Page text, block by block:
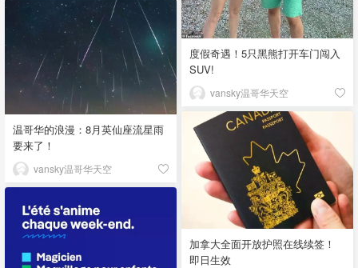
度假奇遇！5只黑熊打开车门闯入
SUV!
vansky温哥华天空
温哥华的浪漫：8月英仙座流星雨
要来了！
vansky温哥华天空
加拿大全面开放护照在线续签！
即日生效